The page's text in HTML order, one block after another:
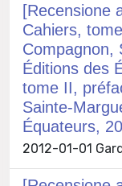
[Recensione
Cahiers,
Compagnon,
Éditions des
tome II,
Sainte-
Équateurs,
2012-01-01